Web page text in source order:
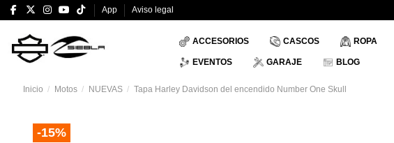
App Aviso legal
ACCESORIOS CASCOS ROPA
EVENTOS GARAJE BLOG
Inicio Motos NUEVAS Tapa Harley Davidson del encendido Number One Skull
-15%